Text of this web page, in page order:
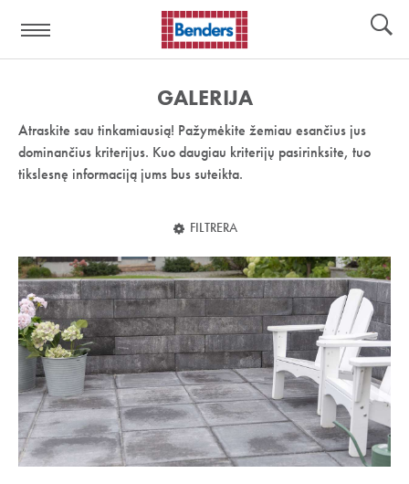
nuoroda:
GALERIJA
Atraskite sau tinkamiausią! Pažymėkite žemiau esančius jus
dominančius kriterijus. Kuo daugiau kriterijų pasirinksite, tuo
tikslesnę informaciją jums bus suteikta.
FILTRERA